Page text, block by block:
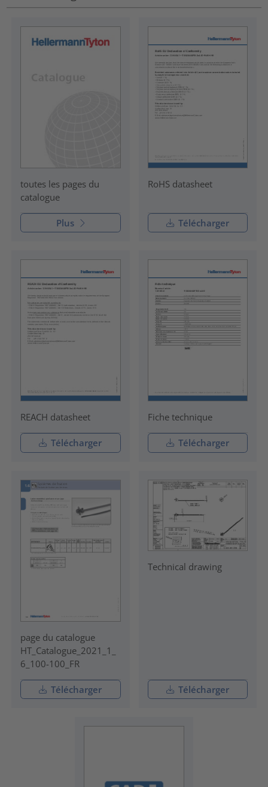
toutes les pages du
catalogue
Plus
RoHS datasheet
Télécharger
REACH datasheet
Télécharger
Fiche technique
Télécharger
page du catalogue
HT_Catalogue_2021_1_
6_100-100_FR
Télécharger
Technical drawing
Télécharger